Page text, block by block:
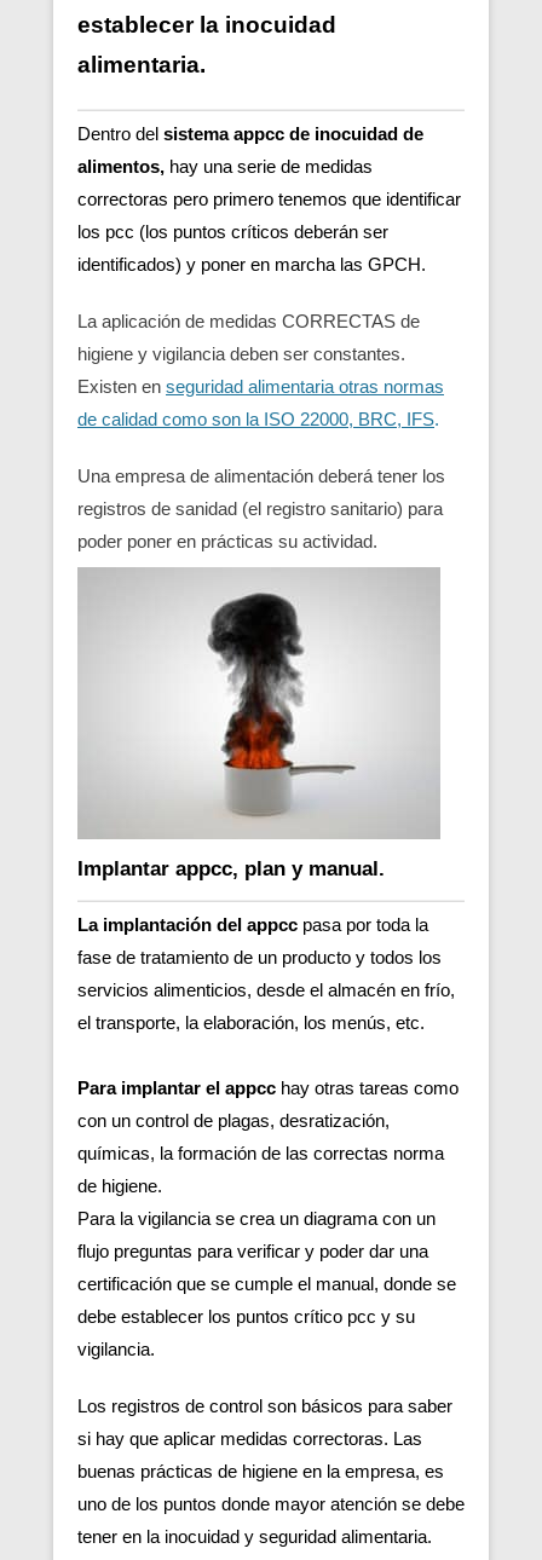
establecer la inocuidad
alimentaria.
Dentro del sistema appcc de inocuidad de
alimentos, hay una serie de medidas
correctoras pero primero tenemos que identificar
los pcc (los puntos críticos deberán ser
identificados) y poner en marcha las GPCH.
La aplicación de medidas CORRECTAS de
higiene y vigilancia deben ser constantes.
Existen en seguridad alimentaria otras normas
de calidad como son la ISO 22000, BRC, IFS.
Una empresa de alimentación deberá tener los
registros de sanidad (el registro sanitario) para
poder poner en prácticas su actividad.
Implantar appcc, plan y manual.
La implantación del appcc pasa por toda la
fase de tratamiento de un producto y todos los
servicios alimenticios, desde el almacén en frío,
el transporte, la elaboración, los menús, etc.
Para implantar el appcc hay otras tareas como
con un control de plagas, desratización,
químicas, la formación de las correctas norma
de higiene.
Para la vigilancia se crea un diagrama con un
flujo preguntas para verificar y poder dar una
certificación que se cumple el manual, donde se
debe establecer los puntos crítico pcc y su
vigilancia.
Los registros de control son básicos para saber
si hay que aplicar medidas correctoras. Las
buenas prácticas de higiene en la empresa, es
uno de los puntos donde mayor atención se debe
tener en la inocuidad y seguridad alimentaria.